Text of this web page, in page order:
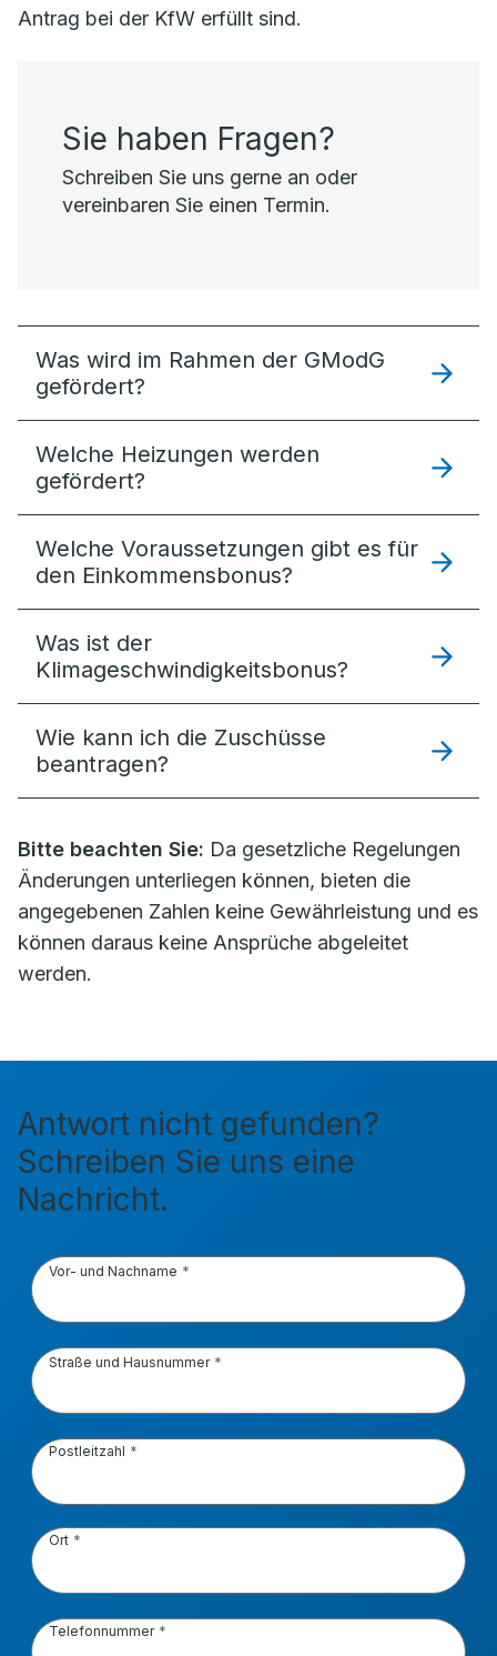
Antrag bei der KfW erfüllt sind.
Sie haben Fragen?
Schreiben Sie uns gerne an oder
vereinbaren Sie einen Termin.
Was wird im Rahmen der GModG
gefördert?
Welche Heizungen werden
gefördert?
Welche Voraussetzungen gibt es für
den Einkommensbonus?
Was ist der
Klimageschwindigkeitsbonus?
Wie kann ich die Zuschüsse
beantragen?
Bitte beachten Sie: Da gesetzliche Regelungen
Änderungen unterliegen können, bieten die
angegebenen Zahlen keine Gewährleistung und es
können daraus keine Ansprüche abgeleitet
werden.
Antwort nicht gefunden?
Schreiben Sie uns eine
Nachricht.
Vor- und Nachname
Straße und Hausnummer
Postleitzahl
Ort
Telefonnummer